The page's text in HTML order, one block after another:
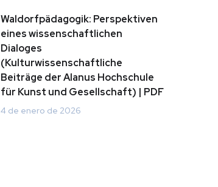
Waldorfpädagogik: Perspektiven
eines wissenschaftlichen
Dialoges
(Kulturwissenschaftliche
Beiträge der Alanus Hochschule
für Kunst und Gesellschaft) | PDF
4 de enero de 2026